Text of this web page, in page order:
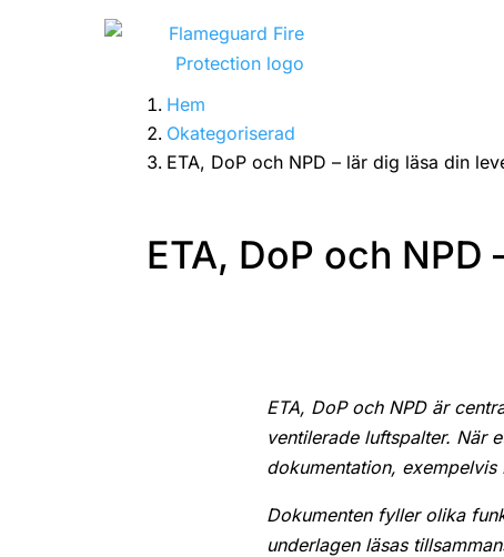
Hem
Okategoriserad
ETA, DoP och NPD – lär dig läsa din
ETA, DoP och
ETA, DoP och NPD är
ventilerade luftspalter. När
dokumentation,
Dokumenten fyller olika
underlagen läsas